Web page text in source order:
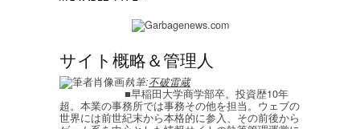
サイト概略＆管理人
執筆:不破雷蔵
■早稲田大学商学部卒。投資歴10年
超。本業の事務所では事務その他を担当。ウェブの
世界には前世紀末から本格的に参入、その前後から